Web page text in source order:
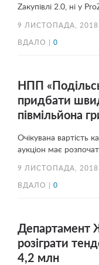
Zакупівлі 2.0, ні у
9 ЛИСТОПАДА, 2018
ВДАЛО | 0
НПП
придбати
півмільйона
Очікувана вартість
аукціон має
9 ЛИСТОПАДА, 2018
ВДАЛО | 0
Департамент
розіграти
4,2 млн